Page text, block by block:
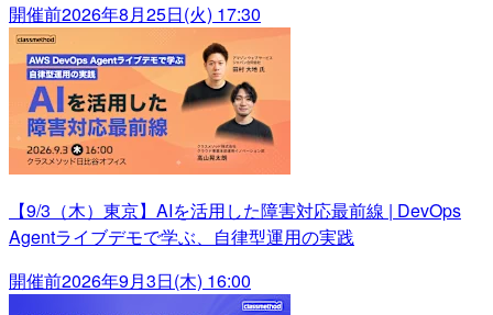
開催前2026年8月25日(火) 17:30
【9/3（木）東京】AIを活用した障害対応最前線 | DevOps
Agentライブデモで学ぶ、自律型運用の実践
開催前2026年9月3日(木) 16:00